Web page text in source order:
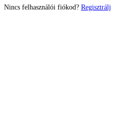
Nincs felhasználói fiókod? Regisztrálj